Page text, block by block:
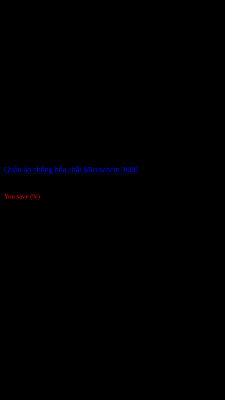
Quần áo chống hóa chất Microchem 3000
You save (%)